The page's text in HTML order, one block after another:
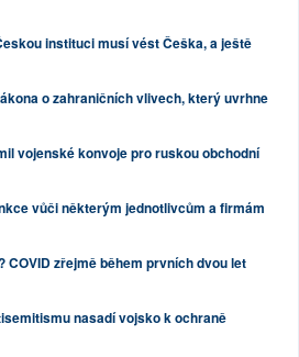
instituci musí vést Češka, a ještě
o zahraničních vlivech, který uvrhne
vojenské konvoje pro ruskou obchodní
vůči některým jednotlivcům a firmám
COVID zřejmě během prvních dvou let
nasadí vojsko k ochraně